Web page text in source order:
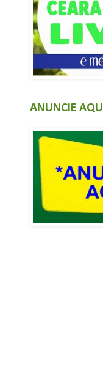
ANUNCIE AQUI